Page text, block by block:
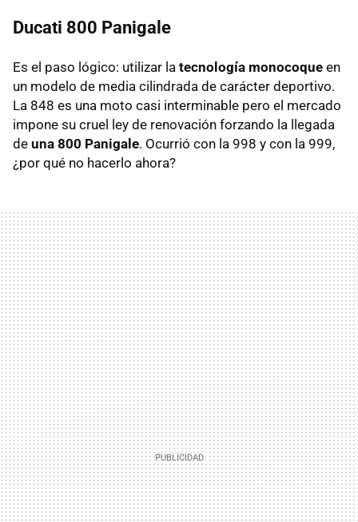
Ducati 800 Panigale
Es el paso lógico: utilizar la tecnología monocoque en
un modelo de media cilindrada de carácter deportivo.
La 848 es una moto casi interminable pero el mercado
impone su cruel ley de renovación forzando la llegada
de una 800 Panigale. Ocurrió con la 998 y con la 999,
¿por qué no hacerlo ahora?